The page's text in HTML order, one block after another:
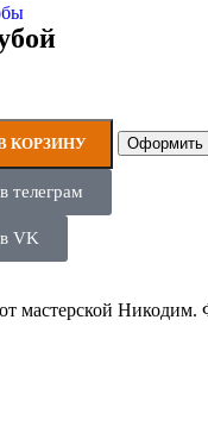
КОРЗИНУ Оформить
телеграм
VK
мастерской Никодим.